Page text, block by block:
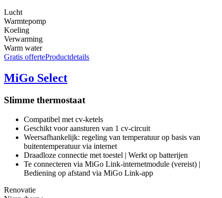
Lucht
Warmtepomp
Koeling
Verwarming
Warm water
Gratis offerteProductdetails
MiGo Select
Slimme thermostaat
Compatibel met cv-ketels
Geschikt voor aansturen van 1 cv-circuit
Weersafhankelijk: regeling van temperatuur op basis van
buitentemperatuur via internet
Draadloze connectie met toestel | Werkt op batterijen
Te connecteren via MiGo Link-internetmodule (vereist) |
Bediening op afstand via MiGo Link-app
Renovatie